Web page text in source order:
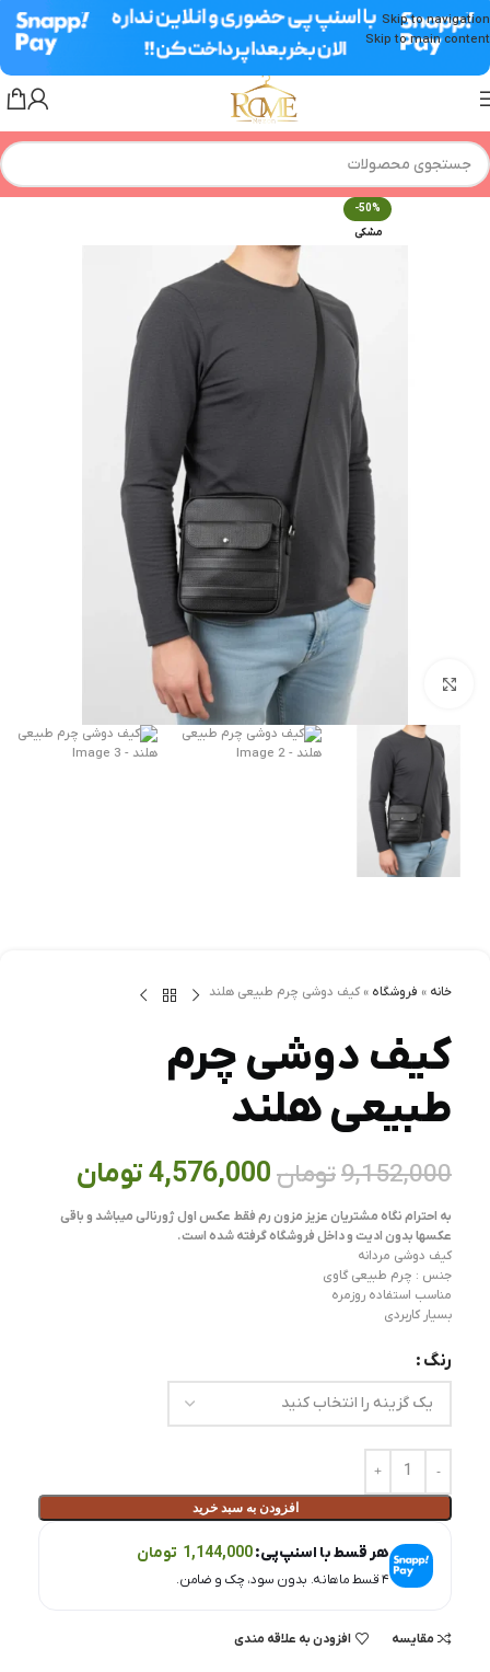
Skip to navigation
Skip to main content
-50%
مشکی
برای بزرگنمایی کلیک کنید
خانه » فروشگاه » کيف دوشی چرم طبيعی هلند
کيف دوشی چرم
طبيعی هلند
9,152,000تومان 4,576,000تومان
به احترام نگاه مشتریان عزیز مزون رم فقط عکس اول ژورنالی میباشد و باقی
عکسها بدون ادیت و داخل فروشگاه گرفته شده است.
کیف دوشی مردانه
جنس : چرم طبیعی گاوی
مناسب استفاده روزمره
بسیار کاربردی
رنگ
افزودن به سبد خرید
هر قسط با اسنپ‌پی:1,144,000 تومان
۴ قسط ماهانه. بدون سود، چک و ضامن.
مقايسه افزودن به علاقه مندی